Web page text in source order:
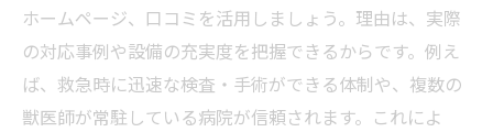
ホームページ、口コミを活用しましょう。理由は、実際
の対応事例や設備の充実度を把握できるからです。例え
ば、救急時に迅速な検査・手術ができる体制や、複数の
獣医師が常駐している病院が信頼されます。これによ